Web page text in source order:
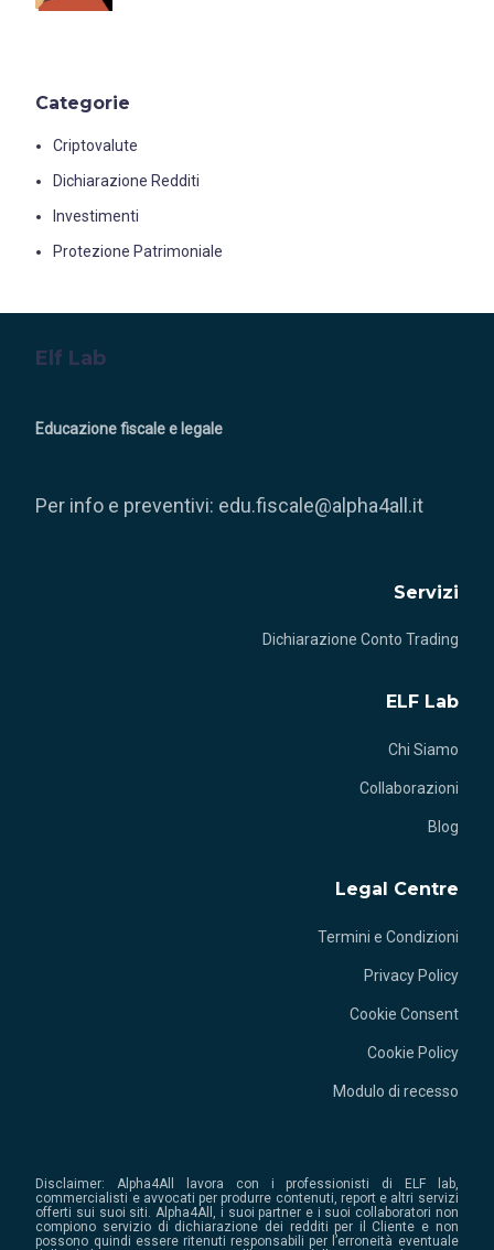
Categorie
Criptovalute
Dichiarazione Redditi
Investimenti
Protezione Patrimoniale
Elf Lab
Educazione fiscale e legale
Per info e preventivi: edu.fiscale@alpha4all.it
Servizi
Dichiarazione Conto Trading
ELF Lab
Chi Siamo
Collaborazioni
Blog
Legal Centre
Termini e Condizioni
Privacy Policy
Cookie Consent
Cookie Policy
Modulo di recesso
Disclaimer: Alpha4All lavora con i professionisti di ELF lab,
commercialisti e avvocati per produrre contenuti, report e altri servizi
offerti sui suoi siti. Alpha4All, i suoi partner e i suoi collaboratori non
compiono servizio di dichiarazione dei redditi per il Cliente e non
possono quindi essere ritenuti responsabili per l’erroneità eventuale